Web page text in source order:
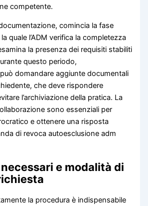
competente.
comincia la fase
quale l’ADM verifica la completezza
la presenza dei requisiti stabiliti
questo periodo,
domandare aggiunte documentali
che deve rispondere
l’archiviazione della pratica. La
sono essenziali per
e ottenere una risposta
di revoca autoesclusione adm
e modalità di
la procedura è indispensabile